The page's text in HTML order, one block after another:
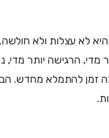
היא לא עצלות ולא
מדי, הרגישה יותר מדי,
זמן להתמלא מחדש.